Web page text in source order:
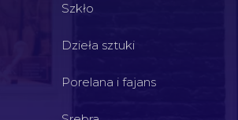
Szkło
Dzieła sztuki
Porelana i fajans